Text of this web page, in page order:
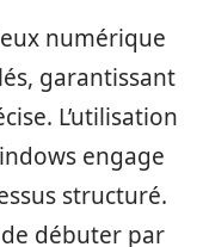
numérique
garantissant
L’utilisation
engage
structuré.
débuter par